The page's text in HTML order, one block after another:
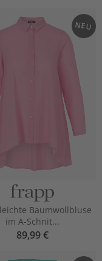
NEU
Baumwollbluse
im A-Schnit...
89,99 €